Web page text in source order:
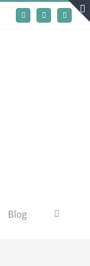
FacebookLinkedIn
Blog